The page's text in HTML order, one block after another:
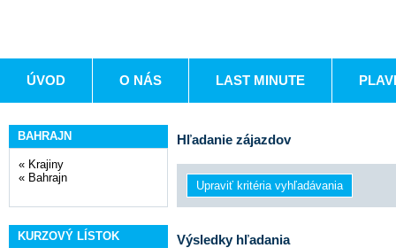
ÚVOD O NÁS LAST MINUTE
BAHRAJN
« Krajiny
« Bahrajn
KURZOVÝ LÍSTOK
Hľadanie zájazdov
Výsledky hľadania